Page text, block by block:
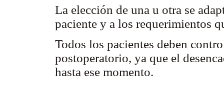
La elección de una u otra se
paciente y a los requerimientos
Todos los pacientes deben
postoperatorio, ya que el
hasta ese momento.